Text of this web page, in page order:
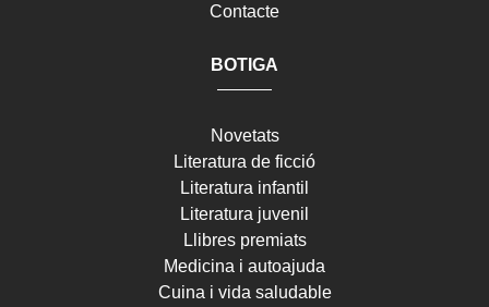
Contacte
BOTIGA
Novetats
Literatura de ficció
Literatura infantil
Literatura juvenil
Llibres premiats
Medicina i autoajuda
Cuina i vida saludable